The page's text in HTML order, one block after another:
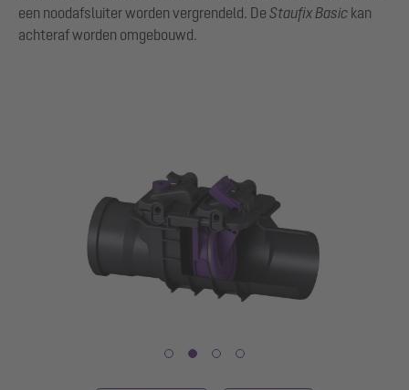
een noodafsluiter worden vergrendeld. De Staufix Basic kan
achteraf worden omgebouwd.